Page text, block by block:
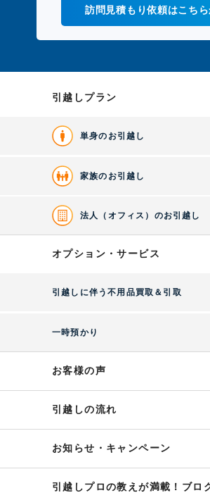
訪問見積もり依頼はこちら
引越しプラン
単身のお引越し
家族のお引越し
法人（オフィス）のお引越し
オプション・サービス
引越しに伴う不用品買取＆引取
一時預かり
お客様の声
引越しの流れ
お知らせ・キャンペーン
引越しプロの教えが満載！ブロ